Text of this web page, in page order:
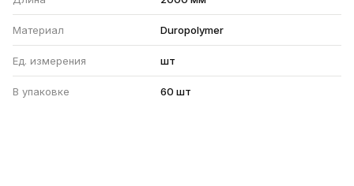
Материал Duropolymer
Ед. измерения шт
В упаковке 60 шт